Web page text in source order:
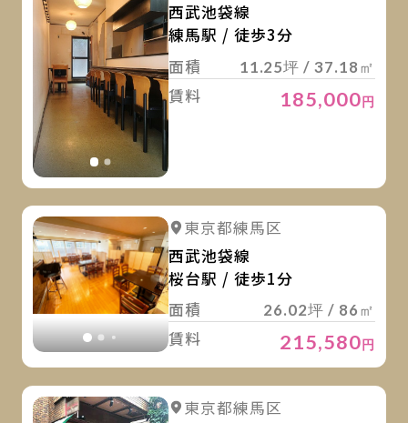
西武池袋線
練馬駅 / 徒歩3分
面積
11.25坪 / 37.18㎡
賃料 185,000円
詳細を見る
東京都練馬区
西武池袋線
桜台駅 / 徒歩1分
面積
26.02坪 / 86㎡
賃料 215,580円
詳細を見る
東京都練馬区